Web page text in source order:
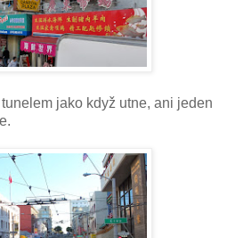
jako když utne, ani jeden